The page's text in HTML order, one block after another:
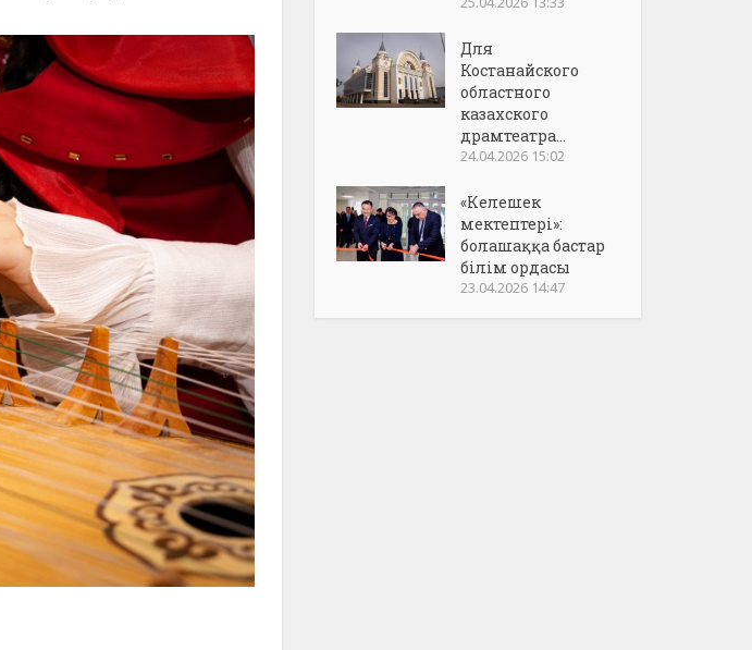
Для
Костанайского
областного
казахского
драмтеатра...
24.04.2026 15:02
«Келешек
мектептері»:
болашаққа бастар
білім ордасы
23.04.2026 14:47